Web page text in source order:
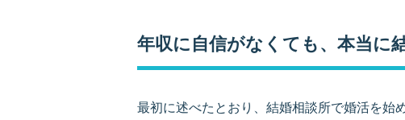
年収に自信がなくても、本当に
最初に述べたとおり、結婚相談所で婚活を始